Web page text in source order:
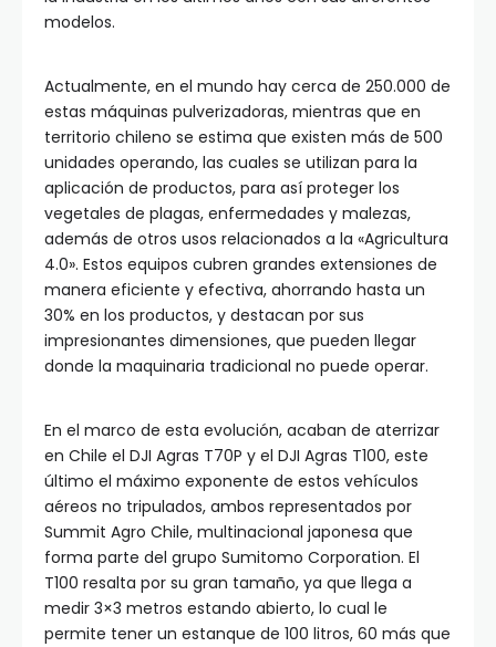
modelos.
Actualmente, en el mundo hay cerca de 250.000 de
estas máquinas pulverizadoras, mientras que en
territorio chileno se estima que existen más de 500
unidades operando, las cuales se utilizan para la
aplicación de productos, para así proteger los
vegetales de plagas, enfermedades y malezas,
además de otros usos relacionados a la «Agricultura
4.0». Estos equipos cubren grandes extensiones de
manera eficiente y efectiva, ahorrando hasta un
30% en los productos, y destacan por sus
impresionantes dimensiones, que pueden llegar
donde la maquinaria tradicional no puede operar.
En el marco de esta evolución, acaban de aterrizar
en Chile el DJI Agras T70P y el DJI Agras T100, este
último el máximo exponente de estos vehículos
aéreos no tripulados, ambos representados por
Summit Agro Chile, multinacional japonesa que
forma parte del grupo Sumitomo Corporation. El
T100 resalta por su gran tamaño, ya que llega a
medir 3×3 metros estando abierto, lo cual le
permite tener un estanque de 100 litros, 60 más que